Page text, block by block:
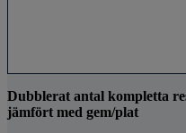
Dubblerat antal kompletta
jämfört med gem/plat